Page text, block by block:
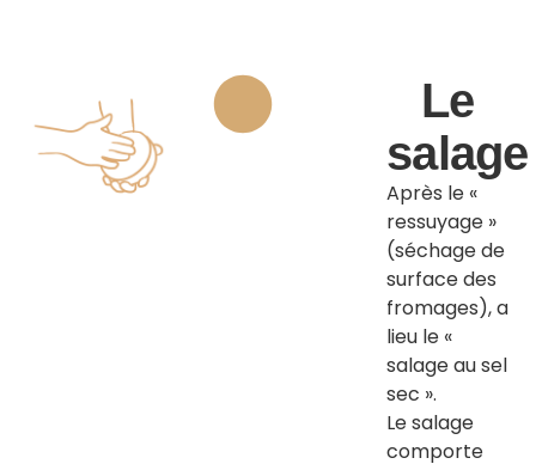
Le
salage
Après le «
ressuyage »
(séchage de
surface des
fromages), a
lieu le «
salage au sel
sec ».
Le salage
comporte